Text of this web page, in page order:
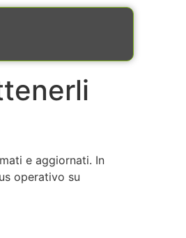
e aggiornati. In
operativo su